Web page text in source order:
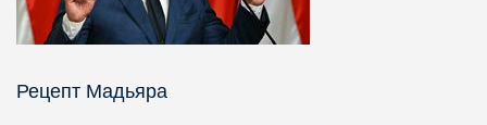
Рецепт Мадьяра